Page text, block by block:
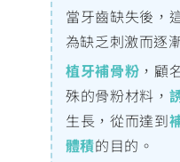
當牙齒缺失後，
為缺乏刺激而逐
植牙補骨粉 ，顧
殊的骨粉材料，
生長，從而達到
體積的目的。